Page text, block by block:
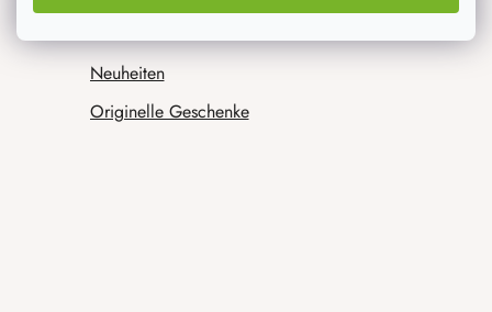
Was interessiert dich am meisten
Neuheiten
Originelle Geschenke